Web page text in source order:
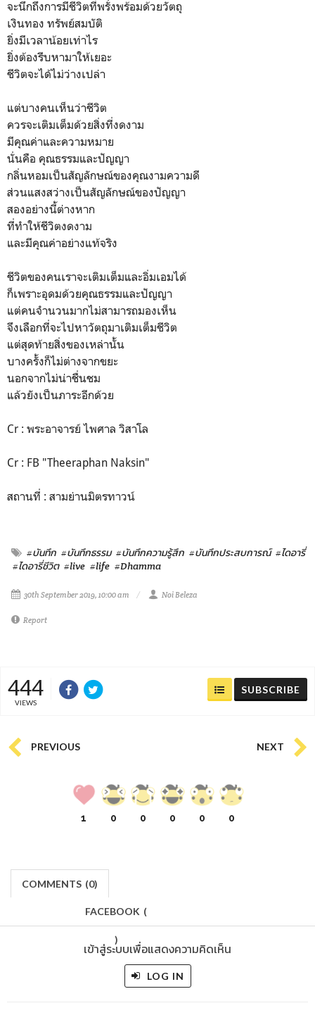
จะนึกถึงการมีชีวิตที่พรั่งพร้อมด้วยวัตถุ
เงินทอง ทรัพย์สมบัติ
ยิ่งมีเวลาน้อยเท่าไร
ยิ่งต้องรีบหามาให้เยอะ
ชีวิตจะได้ไม่ว่างเปล่า
แต่บางคนเห็นว่าชีวิต
ควรจะเติมเต็มด้วยสิ่งที่งดงาม
มีคุณค่าและความหมาย
นั่นคือ คุณธรรมและปัญญา
กลิ่นหอมเป็นสัญลักษณ์ของคุณงามความดี
ส่วนแสงสว่างเป็นสัญลักษณ์ของปัญญา
สองอย่างนี้ต่างหาก
ที่ทำให้ชีวิตงดงาม
และมีคุณค่าอย่างแท้จริง
ชีวิตของคนเราจะเติมเต็มและอิ่มเอมได้
ก็เพราะอุดมด้วยคุณธรรมและปัญญา
แต่คนจำนวนมากไม่สามารถมองเห็น
จึงเลือกที่จะไปหาวัตถุมาเติมเต็มชีวิต
แต่สุดท้ายสิ่งของเหล่านั้น
บางครั้งก็ไม่ต่างจากขยะ
นอกจากไม่น่าชื่นชม
แล้วยังเป็นภาระอีกด้วย
Cr : พระอาจารย์ ไพศาล วิสาโล
Cr : FB "Theeraphan Naksin"
สถานที่ : สามย่านมิตรทาวน์
#บันทึก #บันทึกธรรม #บันทึกความรู้สึก #บันทึกประสบการณ์ #ไดอารี่
#ไดอารี่ชีวิต #live #life #Dhamma
30th September 2019, 10:00 am Noi Beleza
Report
444
VIEWS
SUBSCRIBE
PREVIOUS NEXT
1 0 0 0 0 0
COMMENTS (0)
FACEBOOK (
)
เข้าสู่ระบบเพื่อแสดงความคิดเห็น
LOG IN